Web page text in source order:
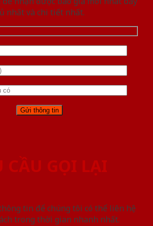
nhất và chi tiết nhất.
CẦU GỌI LẠI
tin để chúng tôi có thể liên hệ
trong thời gian nhanh nhất.